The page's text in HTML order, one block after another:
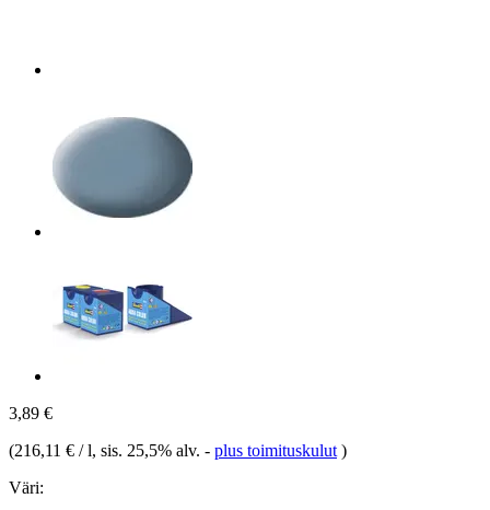
3,89 €
(216,11 € / l, sis. 25,5% alv. - plus toimituskulut )
Väri: